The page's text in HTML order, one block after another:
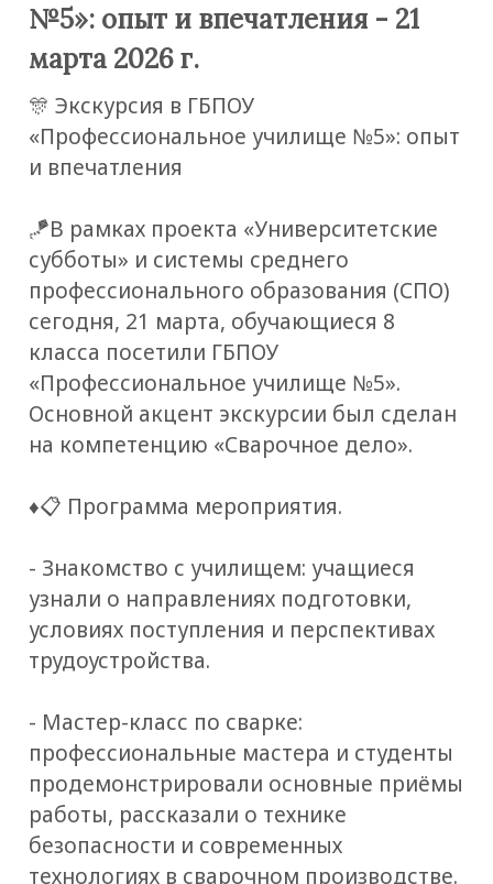
№5»: опыт и впечатления - 21
марта 2026 г.
🎊 Экскурсия в ГБПОУ
«Профессиональное училище №5»: опыт
и впечатления
🪁В рамках проекта «Университетские
субботы» и системы среднего
профессионального образования (СПО)
сегодня, 21 марта, обучающиеся 8
класса посетили ГБПОУ
«Профессиональное училище №5».
Основной акцент экскурсии был сделан
на компетенцию «Сварочное дело».
♦️📋 Программа мероприятия.
- Знакомство с училищем: учащиеся
узнали о направлениях подготовки,
условиях поступления и перспективах
трудоустройства.
- Мастер-класс по сварке:
профессиональные мастера и студенты
продемонстрировали основные приёмы
работы, рассказали о технике
безопасности и современных
технологиях в сварочном производстве.